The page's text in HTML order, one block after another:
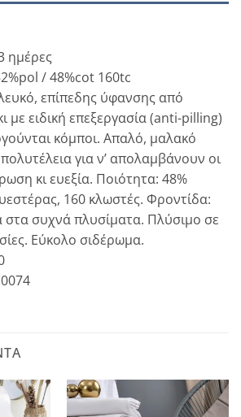
ημέρες
/ 48%cot 160tc
επίπεδης ύφανσης από
με ειδική επεξεργασία (anti-pilling)
κόμποι. Απαλό, μαλακό
για ν’ απολαμβάνουν οι
κι ευεξία. Ποιότητα: 48%
160 κλωστές. Φροντίδα:
στα συχνά πλυσίματα. Πλύσιμο σε
Εύκολο σιδέρωμα.